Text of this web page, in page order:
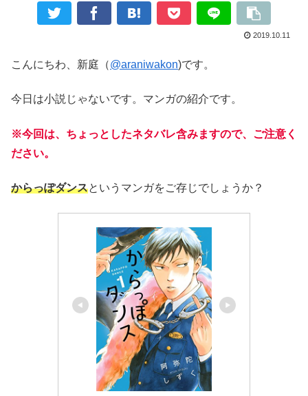
2019.10.11
こんにちわ、新庭（@araniwakon)です。
今日は小説じゃないです。マンガの紹介です。
※今回は、ちょっとしたネタバレ含みますので、ご注意く
ださい。
からっぽダンスというマンガをご存じでしょうか？